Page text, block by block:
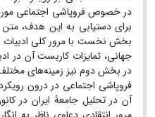
در خصوص فروپاشی اجتماعی مورد
برای دستیابی به این هدف،
بخش نخست با مرور کلی ادبیات
جهانی، تمایزات کاربست آن در
در بخش دوم نیز زمینه‌های
فروپاشی اجتماعی در درون
آن در تحلیل جامعۀ ایران در